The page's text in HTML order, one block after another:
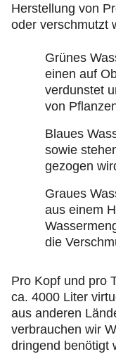
Herstellung von
oder verschmutzt
Grünes
einen auf
verdunstet
von
Blaues
sowie
gezogen
Graues
aus einem
die
Pro Kopf und pro
ca. 4000 Liter
aus anderen
verbrauchen wir
dringend benötigt